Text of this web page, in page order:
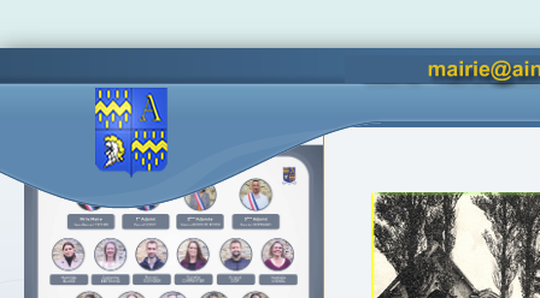
Accès lettres d'informations
Vous êtes ici : Accueil